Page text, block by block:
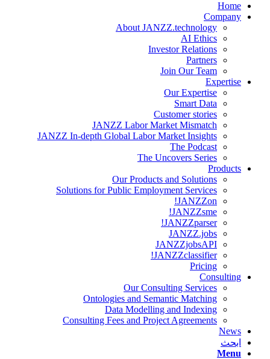
Home
Company
About JANZZ.technology
AI Ethics
Investor Relations
Partners
Join Our Team
Expertise
Our Expertise
Smart Data
Customer stories
JANZZ Labor Market Mismatch
JANZZ In-depth Global Labor Market Insights
The Podcast
The Uncovers Series
Products
Our Products and Solutions
Solutions for Public Employment Services
JANZZon!
JANZZsme!
JANZZparser!
JANZZ.jobs
JANZZjobsAPI
JANZZclassifier!
Pricing
Consulting
Our Consulting Services
Ontologies and Semantic Matching
Data Modelling and Indexing
Consulting Fees and Project Agreements
News
ابحث
Menu